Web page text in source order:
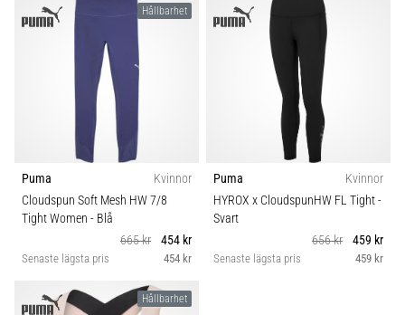
Hållbarhet
Puma
Kvinnor
Cloudspun Soft Mesh HW 7/8
Tight Women - Blå
665 kr
454 kr
Senaste lägsta pris 454 kr
Puma
Kvinnor
HYROX x CloudspunHW FL Tight-
Svart
656 kr
459 kr
Senaste lägsta pris 459 kr
Hållbarhet